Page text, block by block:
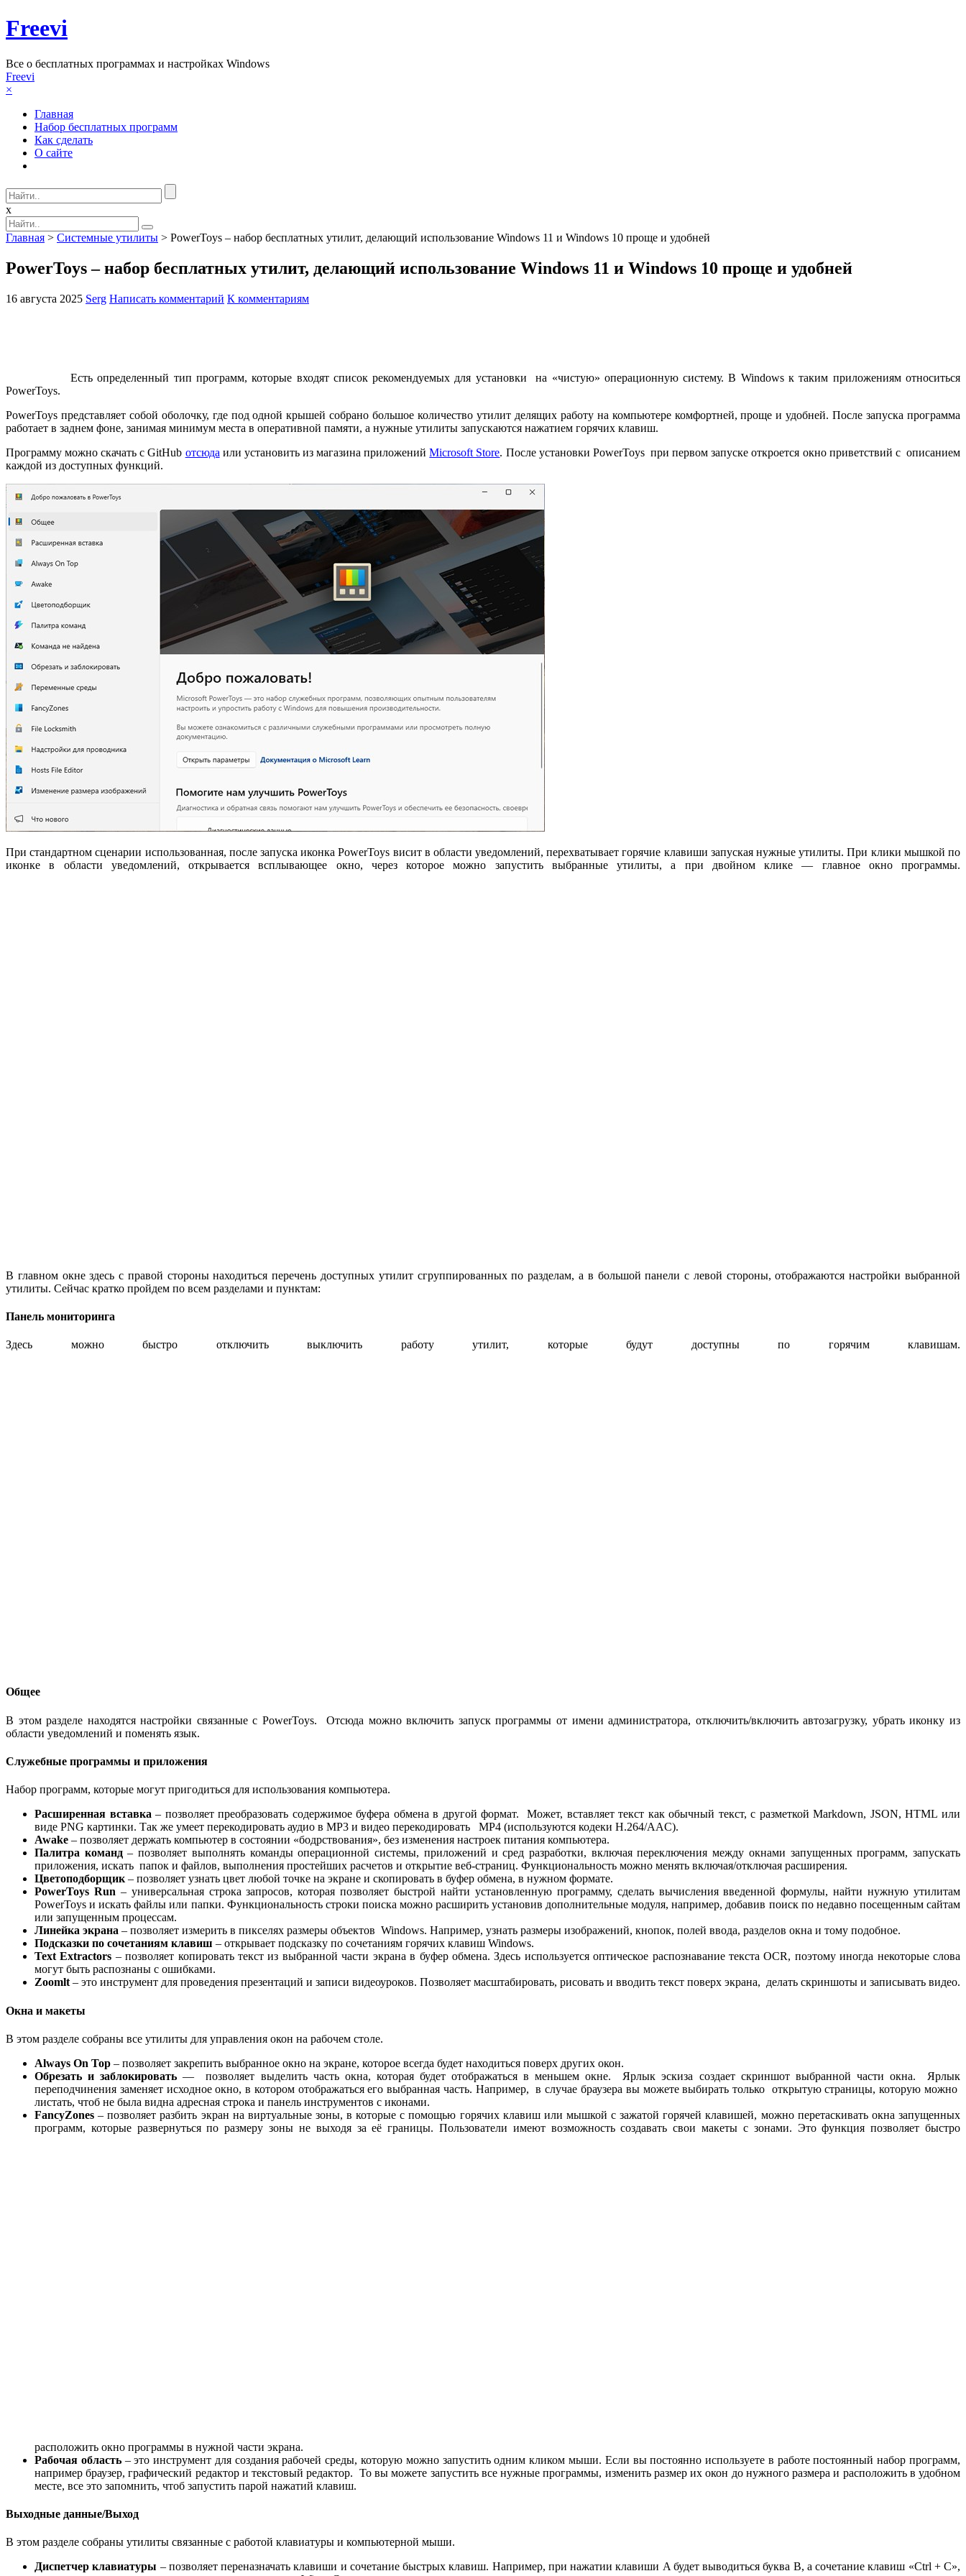
Freevi
Вcе о бесплатных программах и настройках Windows
Freevi
×
Главная
Набор бесплатных программ
Как сделать
О сайте
x
Главная > Системные утилиты > PowerToys – набор бесплатных утилит, делающий использование Windows 11 и Windows 10 проще и удобней
PowerToys – набор бесплатных утилит, делающий использование Windows 11 и Windows 10 проще и удобней
16 августа 2025 Serg Написать комментарий К комментариям
Есть определенный тип программ, которые входят список рекомендуемых для установки на «чистую» операционную систему. В Windows к таким приложениям относиться
PowerToys.
PowerToys представляет собой оболочку, где под одной крышей собрано большое количество утилит делящих работу на компьютере комфортней, проще и удобней. После запуска программа
работает в заднем фоне, занимая минимум места в оперативной памяти, а нужные утилиты запускаются нажатием горячих клавиш.
Программу можно скачать с GitHub отсюда или установить из магазина приложенийMicrosoft Store. После установки PowerToys при первом запуске откроется окно приветствий с описанием
каждой из доступных функций.
При стандартном сценарии использованная, после запуска иконка PowerToys висит в области уведомлений, перехватывает горячие клавиши запуская нужные утилиты. При клики мышкой по
иконке в области уведомлений, открывается всплывающее окно, через которое можно запустить выбранные утилиты, а при двойном клике — главное окно программы.
В главном окне здесь с правой стороны находиться перечень доступных утилит сгруппированных по разделам, а в большой панели с левой стороны, отображаются настройки выбранной
утилиты. Сейчас кратко пройдем по всем разделами и пунктам:
Панель мониторинга
Здесь можно быстро отключить выключить работу утилит, которые будут доступны по горячим клавишам.
Общее
В этом разделе находятся настройки связанные с PowerToys. Отсюда можно включить запуск программы от имени администратора, отключить/включить автозагрузку, убрать иконку из
области уведомлений и поменять язык.
Служебные программы и приложения
Набор программ, которые могут пригодиться для использования компьютера.
Расширенная вставка – позволяет преобразовать содержимое буфера обмена в другой формат. Может, вставляет текст как обычный текст, с разметкой Markdown, JSON, HTML или
виде PNG картинки. Так же умеет перекодировать аудио в MP3 и видео перекодировать MP4 (используются кодеки H.264/AAC).
Awake – позволяет держать компьютер в состоянии «бодрствования», без изменения настроек питания компьютера.
Палитра команд– позволяет выполнять команды операционной системы, приложений и сред разработки, включая переключения между окнами запущенных программ, запускать
приложения, искать папок и файлов, выполнения простейших расчетов и открытие веб-страниц. Функциональность можно менять включая/отключая расширения.
Цветоподборщик – позволяет узнать цвет любой точке на экране и скопировать в буфер обмена, в нужном формате.
PowerToys Run – универсальная строка запросов, которая позволяет быстрой найти установленную программу, сделать вычисления введенной формулы, найти нужную утилитам
PowerToys и искать файлы или папки. Функциональность строки поиска можно расширить установив дополнительные модуля, например, добавив поиск по недавно посещенным сайтам
или запущенным процессам.
Линейка экрана – позволяет измерить в пикселях размеры объектов Windows. Например, узнать размеры изображений, кнопок, полей ввода, разделов окна и тому подобное.
Подсказки по сочетаниям клавиш – открывает подсказку по сочетаниям горячих клавиш Windows.
Text Extractors – позволяет копировать текст из выбранной части экрана в буфер обмена. Здесь используется оптическое распознавание текста OCR, поэтому иногда некоторые слова
могут быть распознаны с ошибками.
Zoomlt – это инструмент для проведения презентаций и записи видеоуроков. Позволяет масштабировать, рисовать и вводить текст поверх экрана, делать скриншоты и записывать видео.
Окна и макеты
В этом разделе собраны все утилиты для управления окон на рабочем столе.
Always On Top – позволяет закрепить выбранное окно на экране, которое всегда будет находиться поверх других окон.
Обрезать и заблокировать — позволяет выделить часть окна, которая будет отображаться в меньшем окне. Ярлык эскиза создает скриншот выбранной части окна. Ярлык
переподчинения заменяет исходное окно, в котором отображаться его выбранная часть. Например, в случае браузера вы можете выбирать только открытую страницы, которую можно
листать, чтоб не была видна адресная строка и панель инструментов с иконами.
FancyZones – позволяет разбить экран на виртуальные зоны, в которые с помощью горячих клавиш или мышкой с зажатой горячей клавишей, можно перетаскивать окна запущенных
программ, которые развернуться по размеру зоны не выходя за её границы. Пользователи имеют возможность создавать свои макеты с зонами. Это функция позволяет быстро
расположить окно программы в нужной части экрана.
Рабочая область– это инструмент для создания рабочей среды, которую можно запустить одним кликом мыши. Если вы постоянно используете в работе постоянный набор программ,
например браузер, графический редактор и текстовый редактор. То вы можете запустить все нужные программы, изменить размер их окон до нужного размера и расположить в удобном
месте, все это запомнить, чтоб запустить парой нажатий клавиш.
Выходные данные/Выход
В этом разделе собраны утилиты связанные с работой клавиатуры и компьютерной мыши.
Диспетчер клавиатуры – позволяет переназначать клавиши и сочетание быстрых клавиш. Например, при нажатии клавиши A будет выводиться буква B, а сочетание клавиш «Ctrl + C»,